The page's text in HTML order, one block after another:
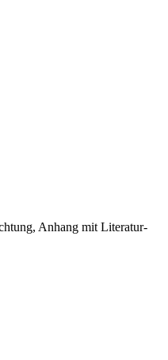
Anhang mit Literatur-